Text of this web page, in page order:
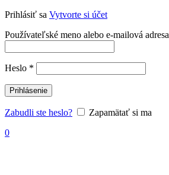
Prihlásiť sa Vytvorte si účet
Používateľské meno alebo e-mailová adresa
Heslo *
Prihlásenie
Zabudli ste heslo?
Zapamätať si ma
0